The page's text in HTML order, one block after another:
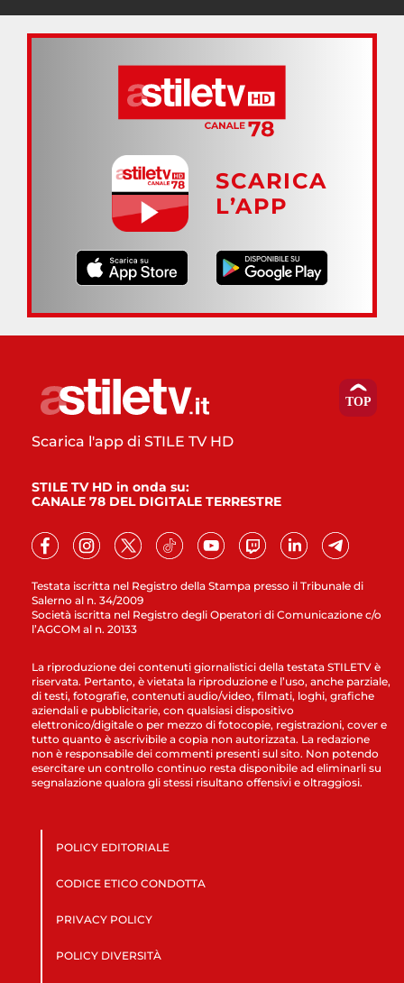
SCARICA
L’APP
Testata iscritta nel Registro della Stampa presso il Tribunale di
Salerno al n. 34/2009
Società iscritta nel Registro degli Operatori di Comunicazione c/o
l’AGCOM al n. 20133
Scarica l'app di STILE TV HD
STILE TV HD in onda su:
CANALE 78 DEL DIGITALE TERRESTRE
La riproduzione dei contenuti giornalistici della testata STILETV è
riservata. Pertanto, è vietata la riproduzione e l’uso, anche parziale,
di testi, fotografie, contenuti audio/video, filmati, loghi, grafiche
aziendali e pubblicitarie, con qualsiasi dispositivo
elettronico/digitale o per mezzo di fotocopie, registrazioni, cover e
tutto quanto è ascrivibile a copia non autorizzata. La redazione
non è responsabile dei commenti presenti sul sito. Non potendo
esercitare un controllo continuo resta disponibile ad eliminarli su
segnalazione qualora gli stessi risultano offensivi e oltraggiosi.
POLICY EDITORIALE
CODICE ETICO CONDOTTA
PRIVACY POLICY
POLICY DIVERSITÀ